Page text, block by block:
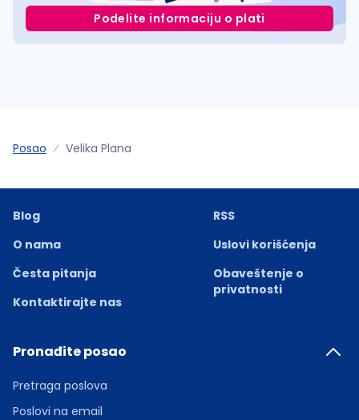
Podelite informaciju o plati
Posao Velika Plana
Blog
O nama
Česta pitanja
Kontaktirajte nas
RSS
Uslovi korišćenja
Obaveštenje o
privatnosti
Pronađite posao
Pretraga poslova
Poslovi na email